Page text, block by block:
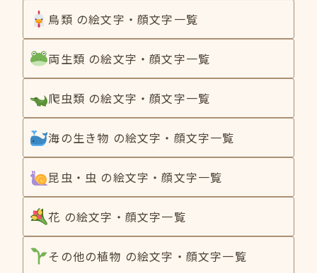
鳥類 の絵文字・顔文字一覧
両生類 の絵文字・顔文字一覧
爬虫類 の絵文字・顔文字一覧
海の生き物 の絵文字・顔文字一覧
昆虫・虫 の絵文字・顔文字一覧
花 の絵文字・顔文字一覧
その他の植物 の絵文字・顔文字一覧